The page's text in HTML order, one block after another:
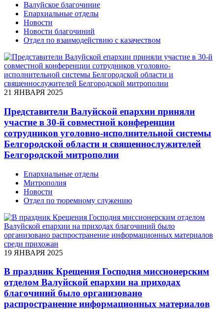
Валуйское благочиние
Епархиальные отделы
Новости
Новости благочиний
Отдел по взаимодействию с казачеством
21 ЯНВАРЯ 2025
Представители Валуйской епархии приняли
участие в 30-й совместной конференции
сотрудников уголовно-исполнительной системы
Белгородской области и священнослужителей
Белгородской митрополии
Епархиальные отделы
Митрополия
Новости
Отдел по тюремному служению
19 ЯНВАРЯ 2025
В праздник Крещения Господня миссионерским
отделом Валуйской епархии на приходах
благочиний было организовано
распространение информационных материалов